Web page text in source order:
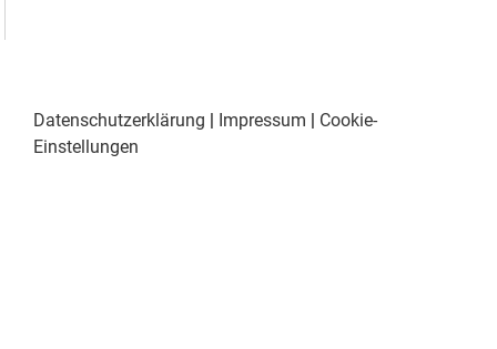
Datenschutzerklärung Impressum
Cookie-
Einstellungen